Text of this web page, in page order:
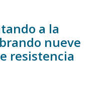
a la
nueve
resistencia